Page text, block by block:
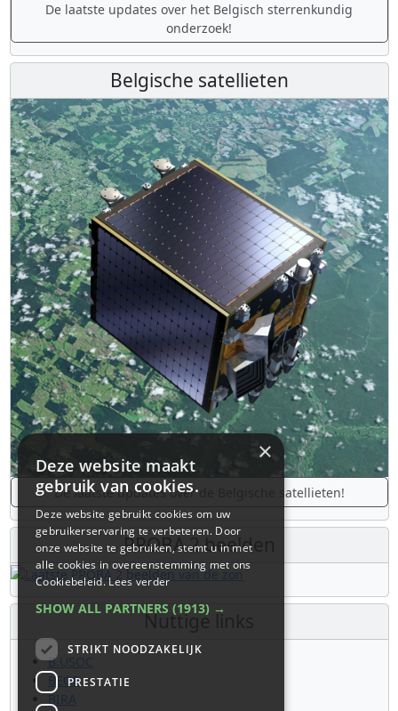
De laatste updates over het Belgisch sterrenkundig
onderzoek!
Belgische satellieten
De laatste updates over de Belgische satellieten!
PROBA 2 beelden
Nuttige links
B.USOC
BEOP
BIRA
×
Deze website maakt
gebruik van cookies.
Deze website gebruikt cookies om uw
gebruikerservaring te verbeteren. Door
onze website te gebruiken, stemt u in met
alle cookies in overeenstemming met ons
Cookiebeleid.Lees verder
SHOW ALL PARTNERS (1913) →
STRIKT NOODZAKELIJK
PRESTATIE